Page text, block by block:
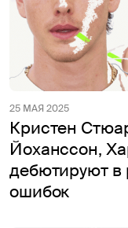
25 МАЯ 2025
Кристен
Йоханссон,
дебютируют в
ошибок